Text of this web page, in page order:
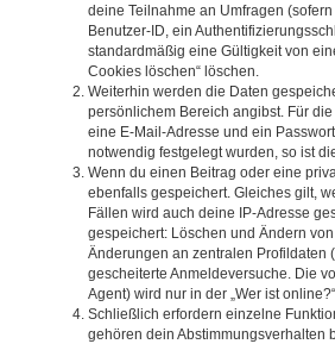
deine Teilnahme an Umfragen
Benutzer-ID, ein
standardmäßig eine Gültigkeit von
Cookies löschen“ löschen.
Weiterhin werden die Daten
persönlichem Bereich angibst. Für
eine E-Mail-Adresse und ein
notwendig festgelegt wurden, so ist
Wenn du einen Beitrag oder eine
ebenfalls gespeichert. Gleiches gilt,
Fällen wird auch deine IP-Adresse
gespeichert: Löschen und Ändern
Änderungen an zentralen Profildaten
gescheiterte Anmeldeversuche. Die
Agent) wird nur in der „Wer ist
Schließlich erfordern einzelne
gehören dein Abstimmungsverhalten